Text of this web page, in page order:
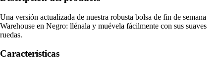
Una versión actualizada de nuestra robusta bolsa de fin de semana
Warehouse en Negro: llénala y muévela fácilmente con sus suaves
ruedas.
Características